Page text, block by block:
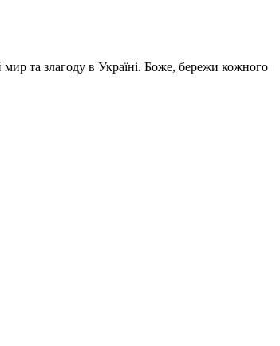
та злагоду в Україні. Боже, бережи кожного